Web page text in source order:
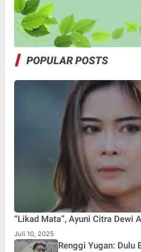
POPULAR POSTS
“Likad Mata”, Ayuni Citra Dewi
Juli 10, 2025
Renggi Yugan: Dulu